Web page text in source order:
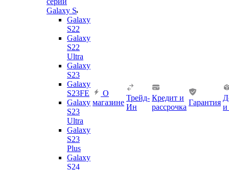
Galaxy S
Galaxy
S22
Galaxy
S22
Ultra
Galaxy
S23
Galaxy
S23FE
Galaxy
S23
Ultra
Galaxy
S23
Plus
Galaxy
S24
О
магазине
Трейд-
Ин
Кредит и
рассрочка
Гарантия
и